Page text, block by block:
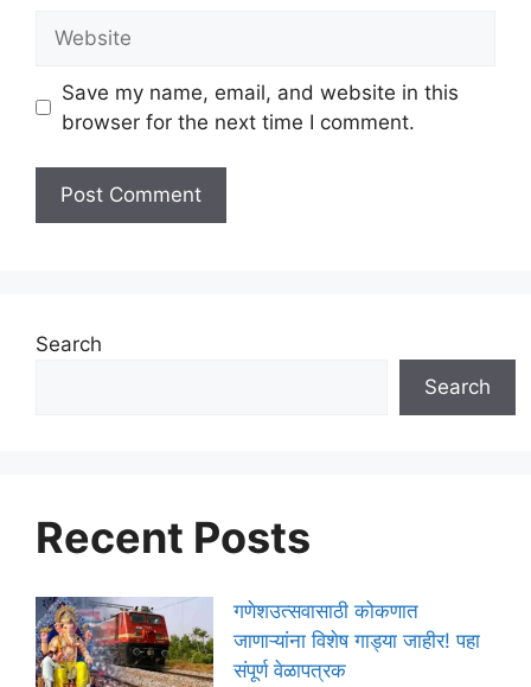
Save my name, email, and website in this
browser for the next time I comment.
Search
Search
Recent Posts
गणेशउत्सवासाठी कोकणात
जाणाऱ्यांना विशेष गाड्या जाहीर! पहा
संपूर्ण वेळापत्रक